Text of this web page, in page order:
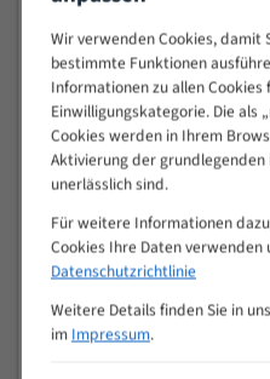
50
80
> 100
VOLLMATERIAL
M (mm)
Zoll (ZpZ))
>
25
10/14
15 - 40
8/12
25 - 50
Wir verwenden Cookies, damit
bestimmte Funktionen
Informationen zu allen
Einwilligungskategorie. Die
Cookies werden in Ihrem
Aktivierung der
unerlässlich sind.
Für weitere Informationen
Cookies Ihre Daten verwenden
Datenschutzrichtlinie
Weitere Details finden Sie in
im Impressum.